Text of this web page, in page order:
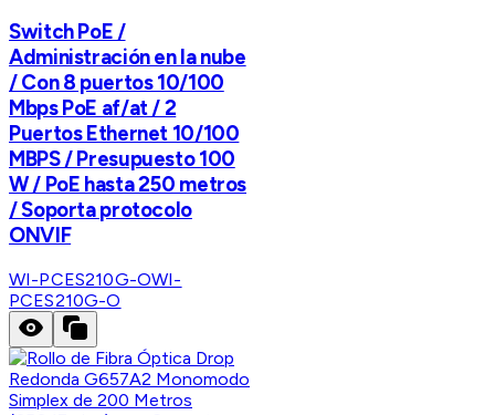
Switch PoE /
Administración en la nube
/ Con 8 puertos 10/100
Mbps PoE af/at / 2
Puertos Ethernet 10/100
MBPS / Presupuesto 100
W / PoE hasta 250 metros
/ Soporta protocolo
ONVIF
WI-PCES210G-OWI-
PCES210G-O